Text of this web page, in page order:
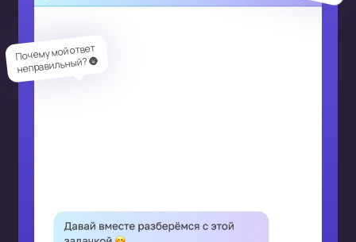
Почему мой ответ
неправильный? 🌚